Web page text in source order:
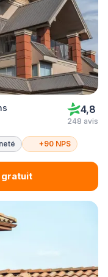
4,8
248 avis
+90 NPS
gratuit